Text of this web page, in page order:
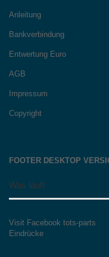
Anleitung
Bankverbindung
Entwertung Euro
AGB
Impressum
Copyright
FOOTER DESKTOP
Was läuft
Visit Facebook tots-parts
Eindrücke